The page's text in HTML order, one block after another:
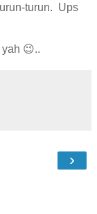
turun. Ups
😉..
›